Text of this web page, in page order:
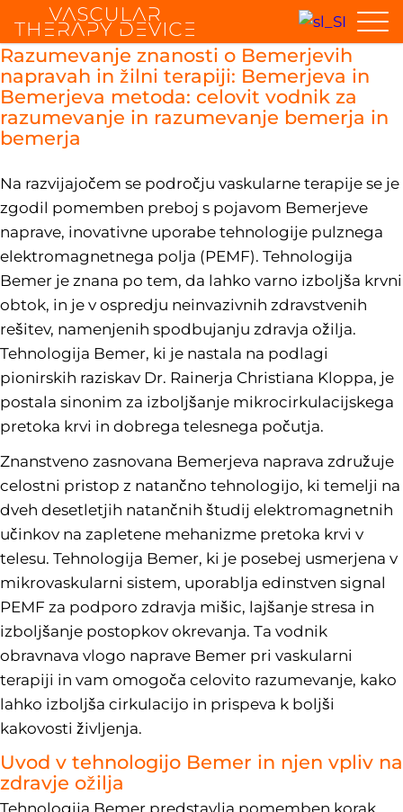
Razumevanje znanosti o Bemerjevih
napravah in žilni terapiji: Bemerjeva in
Bemerjeva metoda: celovit vodnik za
razumevanje in razumevanje bemerja in
bemerja
Na razvijajočem se področju vaskularne terapije se je
zgodil pomemben preboj s pojavom Bemerjeve
naprave, inovativne uporabe tehnologije pulznega
elektromagnetnega polja (PEMF). Tehnologija
Bemer je znana po tem, da lahko varno izboljša krvni
obtok, in je v ospredju neinvazivnih zdravstvenih
rešitev, namenjenih spodbujanju zdravja ožilja.
Tehnologija Bemer, ki je nastala na podlagi
pionirskih raziskav Dr. Rainerja Christiana Kloppa, je
postala sinonim za izboljšanje mikrocirkulacijskega
pretoka krvi in dobrega telesnega počutja.
Znanstveno zasnovana Bemerjeva naprava združuje
celostni pristop z natančno tehnologijo, ki temelji na
dveh desetletjih natančnih študij elektromagnetnih
učinkov na zapletene mehanizme pretoka krvi v
telesu. Tehnologija Bemer, ki je posebej usmerjena v
mikrovaskularni sistem, uporablja edinstven signal
PEMF za podporo zdravja mišic, lajšanje stresa in
izboljšanje postopkov okrevanja. Ta vodnik
obravnava vlogo naprave Bemer pri vaskularni
terapiji in vam omogoča celovito razumevanje, kako
lahko izboljša cirkulacijo in prispeva k boljši
kakovosti življenja.
Uvod v tehnologijo Bemer in njen vpliv na
zdravje ožilja
Tehnologija Bemer predstavlja pomemben korak